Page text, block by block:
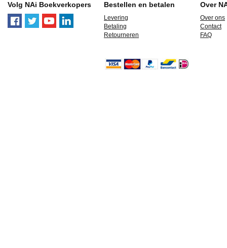
Volg NAi Boekverkopers Bestellen en betalen
Levering
Betaling
Retourneren
Over
Over ons
Contact
FAQ